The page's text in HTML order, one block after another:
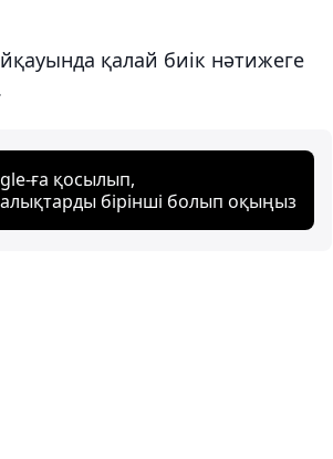
қалай биік нәтижеге
ға қосылып,
бірінші болып оқыңыз